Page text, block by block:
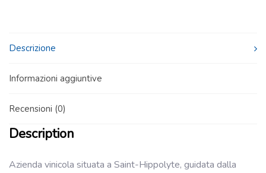
Descrizione
Informazioni aggiuntive
Recensioni (0)
Description
Azienda vinicola situata a Saint-Hippolyte, guidata dalla